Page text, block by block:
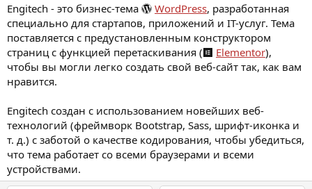
Engitech - это бизнес-тема WordPress, разработанная
специально для стартапов, приложений и IT-услуг. Тема
поставляется с предустановленным конструктором
страниц с функцией перетаскивания (
Elementor),
чтобы вы могли легко создать свой веб-сайт так, как вам
нравится.
Engitech создан с использованием новейших веб-
технологий (фреймворк Bootstrap, Sass, шрифт-иконка и
т. д.) с заботой о качестве кодирования, чтобы убедиться,
что тема работает со всеми браузерами и всеми
устройствами.